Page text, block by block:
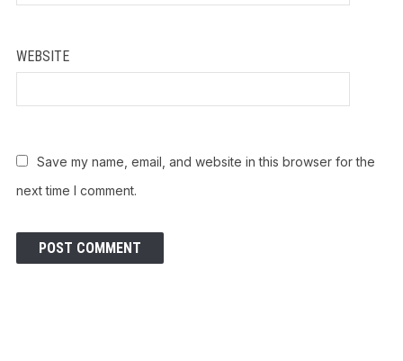
WEBSITE
Save my name, email, and website in this browser for the
next time I comment.